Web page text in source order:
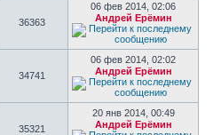
36363
06 фев 2014, 02:06
Андрей Ерёмин
34741
06 фев 2014, 02:02
Андрей Ерёмин
35321
20 янв 2014, 00:49
Андрей Ерёмин